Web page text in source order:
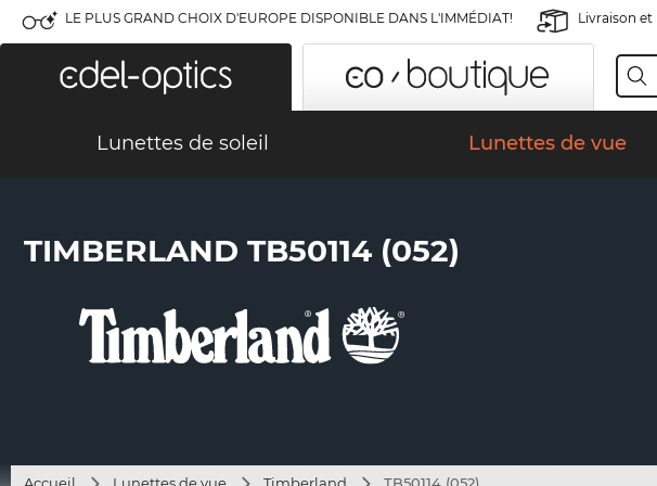
LE PLUS GRAND CHOIX D'EUROPE DISPONIBLE DANS L'IMMÉDIAT! Livraison
Lunettes de soleil Lunettes de vue
TIMBERLAND TB50114 (052)